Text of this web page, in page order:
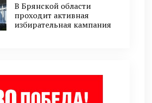
В Брянской области
проходит активная
избирательная кампания